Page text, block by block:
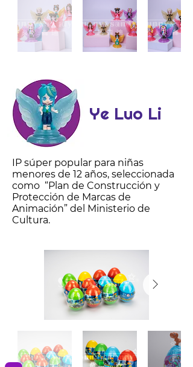
Ye Luo Li
IP súper popular para niñas
menores de 12 años, seleccionada
como “Plan de Construcción y
Protección de Marcas de
Animación” del Ministerio de
Cultura.